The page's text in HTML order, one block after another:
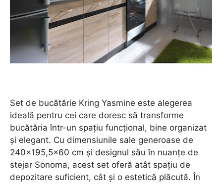
Set de bucătărie Kring Yasmine este alegerea
ideală pentru cei care doresc să transforme
bucătăria într-un spațiu funcțional, bine organizat
și elegant. Cu dimensiunile sale generoase de
240×195,5×60 cm și designul său în nuanțe de
stejar Sonoma, acest set oferă atât spațiu de
depozitare suficient, cât și o estetică plăcută. În